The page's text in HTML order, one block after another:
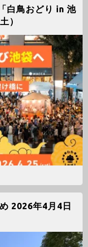
白鳥おどり in 池
）
2026年4月4日